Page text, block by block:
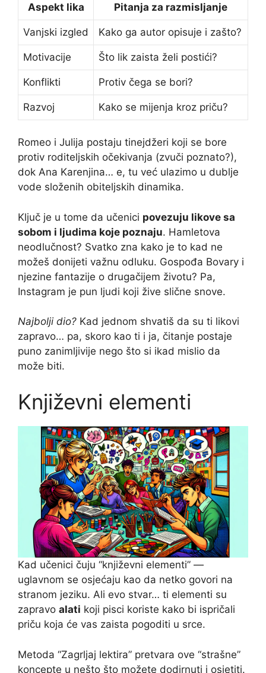
Aspekt lika Pitanja za razmisljanje
Vanjski izgled Kako ga autor opisuje i zašto?
Motivacije Što lik zaista želi postići?
Konflikti Protiv čega se bori?
Razvoj Kako se mijenja kroz priču?
Romeo i Julija postaju tinejdžeri koji se bore
protiv roditeljskih očekivanja (zvuči poznato?),
dok Ana Karenjina… e, tu već ulazimo u dublje
vode složenih obiteljskih dinamika.
Ključ je u tome da učenici povezuju likove sa
sobom i ljudima koje poznaju. Hamletova
neodlučnost? Svatko zna kako je to kad ne
možeš donijeti važnu odluku. Gospođa Bovary i
njezine fantazije o drugačijem životu? Pa,
Instagram je pun ljudi koji žive slične snove.
Najbolji dio? Kad jednom shvatiš da su ti likovi
zapravo… pa, skoro kao ti i ja, čitanje postaje
puno zanimljivije nego što si ikad mislio da
može biti.
Književni elementi
Kad učenici čuju “književni elementi” —
uglavnom se osjećaju kao da netko govori na
stranom jeziku. Ali evo stvar… ti elementi su
zapravo alati koji pisci koriste kako bi ispričali
priču koja će vas zaista pogoditi u srce.
Metoda “Zagrljaj lektira” pretvara ove “strašne”
koncepte u nešto što možete dodirnuti i osjetiti.